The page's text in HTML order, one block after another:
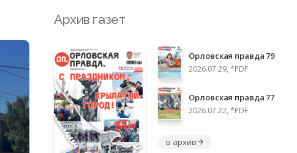
Архив газет
Орловская правда 79
2026.07.29, *PDF
Орловская правда 77
2026.07.22, *PDF
в архив